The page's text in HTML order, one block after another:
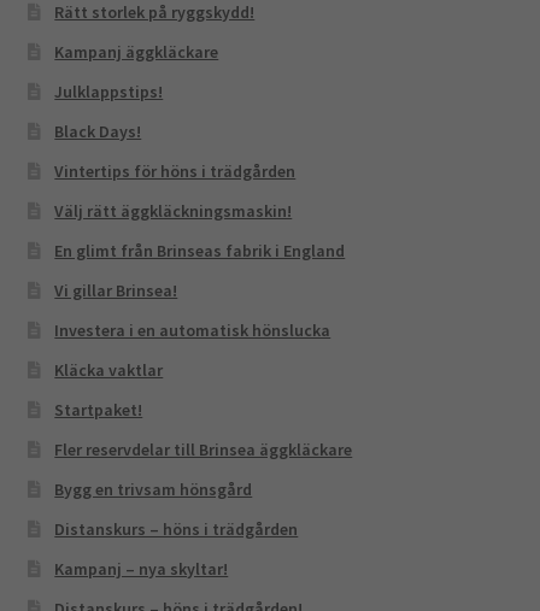
Rätt storlek på ryggskydd!
Kampanj äggkläckare
Julklappstips!
Black Days!
Vintertips för höns i trädgården
Välj rätt äggkläckningsmaskin!
En glimt från Brinseas fabrik i England
Vi gillar Brinsea!
Investera i en automatisk hönslucka
Kläcka vaktlar
Startpaket!
Fler reservdelar till Brinsea äggkläckare
Bygg en trivsam hönsgård
Distanskurs – höns i trädgården
Kampanj – nya skyltar!